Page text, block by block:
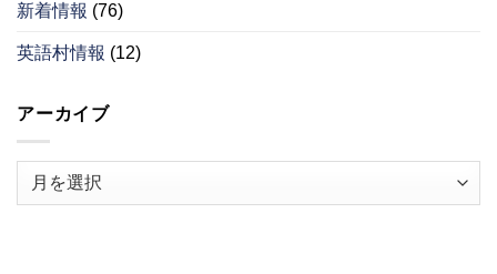
新着情報 (76)
英語村情報 (12)
アーカイブ